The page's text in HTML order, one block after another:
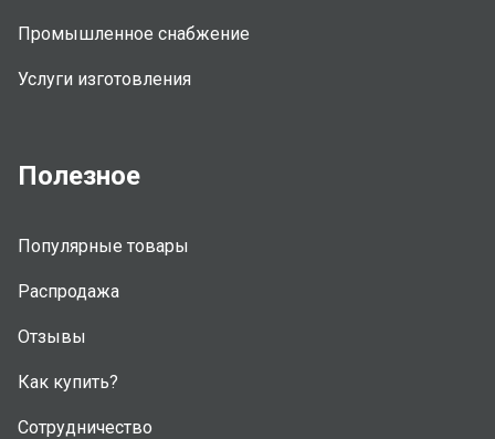
Промышленное снабжение
Услуги изготовления
Полезное
Популярные товары
Распродажа
Отзывы
Как купить?
Сотрудничество